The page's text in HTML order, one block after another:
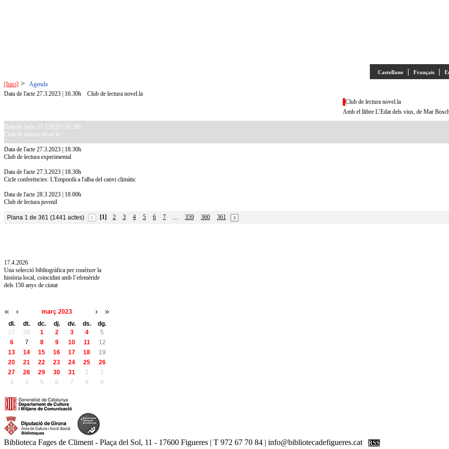
Castellano | Français |
[Inici] > Agenda
Data de l'acte 27.3.2023 | 16.30h
Club de lectura novel.la
Club de lectura novel.la
Amb el llibre L’Edat dels vius, de Mar
Data de l'acte 27.3.2023 | 16.30h
Club de lectura novel.la
Data de l'acte 27.3.2023 | 18.30h
Club de lectura experimental
Data de l'acte 27.3.2023 | 18.30h
Cicle conferències: L'Empordà a l'alba del canvi climàtic
Data de l'acte 28.3.2023 | 18.00h
Club de lectura juvenil
Plana 1 de 361 (1441 actes) [1] 2 3 4 5 6 7 … 359 360
361
17.4.2026
Una selecció bibliogràfica per conèixer la
història local, coincidint amb l’efemèride
dels 150 anys de ciutat
març 2023
dl.
dt. dc. dj. dv. ds.
dg.
27
28 1 2 3 4
5
6
7 8 9 10 11
12
13
14 15 16 17 18
19
20
21 22 23 24 25
26
27
28 29 30 31 1
2
3
4 5 6 7 8 9
Biblioteca Fages de Climent - Plaça del Sol, 11 - 17600 Figueres | T 972 67 70 84 | info@bibliotecadefigueres.cat RSS